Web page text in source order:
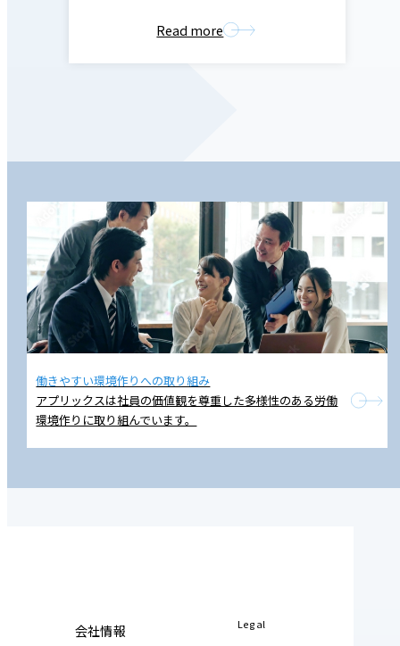
働きやすい環境作りへの取り組み
アプリックスは社員の価値観を尊重した多様性のある労働
環境作りに取り組んでいます。
会社情報 Legal